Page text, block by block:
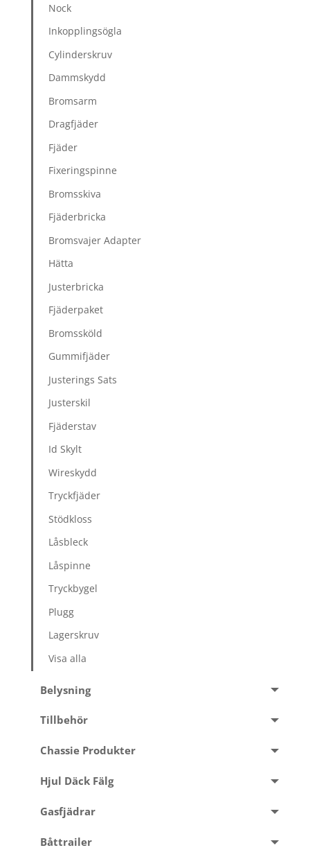
Nock
Inkopplingsögla
Cylinderskruv
Dammskydd
Bromsarm
Dragfjäder
Fjäder
Fixeringspinne
Bromsskiva
Fjäderbricka
Bromsvajer Adapter
Hätta
Justerbricka
Fjäderpaket
Bromssköld
Gummifjäder
Justerings Sats
Justerskil
Fjäderstav
Id Skylt
Wireskydd
Tryckfjäder
Stödkloss
Låsbleck
Låspinne
Tryckbygel
Plugg
Lagerskruv
Visa alla
Belysning
Tillbehör
Chassie Produkter
Hjul Däck Fälg
Gasfjädrar
Båttrailer